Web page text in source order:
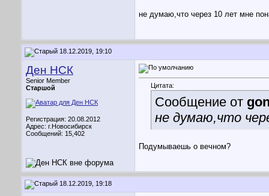
не думаю,что через 10 лет мне
18.12.2019, 19:10
Ден НСК
Senior Member
Старшой
Регистрация: 20.08.2012
Адрес: г.Новосибирск
Сообщений: 15,402
Цитата:
Сообщение от
не думаю,что
Подумываешь о вечном?
18.12.2019, 19:18